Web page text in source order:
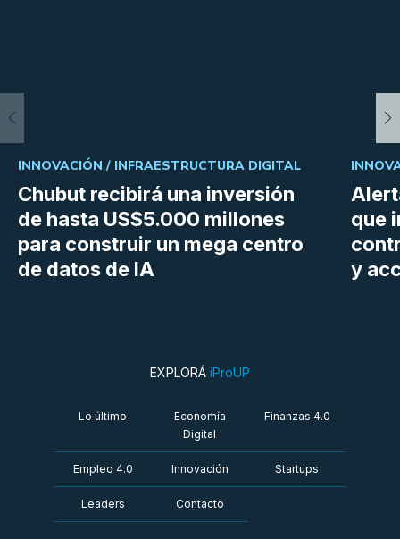
Chubut recibirá una inversión
de hasta US$5.000 millones
para construir un mega centro
de datos de IA
INNOVACIÓN / INFRAESTRUCTURA DIGITAL
que
y
EXPLORÁ iProUP
Lo último
Economía
Digital
Finanzas 4.0
Empleo 4.0 Innovación Startups
Leaders Contacto